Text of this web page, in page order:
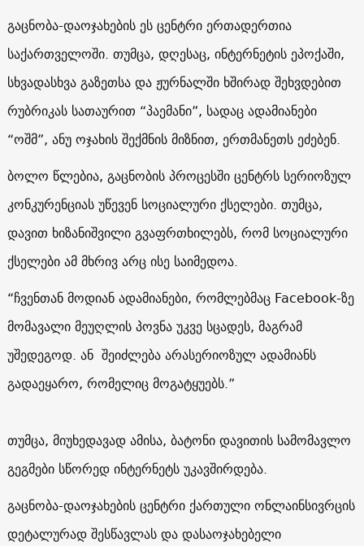
გაცნობა-დაოჯახების ეს ცენტრი ერთადერთია
საქართველოში. თუმცა, დღესაც, ინტერნეტის ეპოქაში,
სხვადასხვა გაზეთსა და ჟურნალში ხშირად შეხვდებით
რუბრიკას სათაურით “პაემანი”, სადაც ადამიანები
“ოშმ”, ანუ ოჯახის შექმნის მიზნით, ერთმანეთს ეძებენ.
ბოლო წლებია, გაცნობის პროცესში ცენტრს სერიოზულ
კონკურენციას უწევენ სოციალური ქსელები. თუმცა,
დავით ხიზანიშვილი გვაფრთხილებს, რომ სოციალური
ქსელები ამ მხრივ არც ისე საიმედოა.
“ჩვენთან მოდიან ადამიანები, რომლებმაც Facebook-ზე
მომავალი მეუღლის პოვნა უკვე სცადეს, მაგრამ
უშედეგოდ. ან შეიძლება არასერიოზულ ადამიანს
გადაეყარო, რომელიც მოგატყუებს.”
თუმცა, მიუხედავად ამისა, ბატონი დავითის სამომავლო
გეგმები სწორედ ინტერნეტს უკავშირდება.
გაცნობა-დაოჯახების ცენტრი ქართული ონლაინსივრცის
დეტალურად შესწავლას და დასაოჯახებელი